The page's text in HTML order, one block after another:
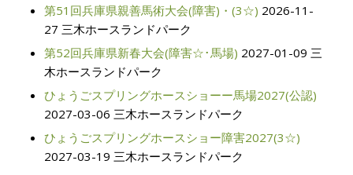
第51回兵庫県親善馬術大会(障害)・(3☆) 2026-11-
27 三木ホースランドパーク
第52回兵庫県新春大会(障害☆･馬場) 2027-01-09 三
木ホースランドパーク
ひょうごスプリングホースショーー馬場2027(公認)
2027-03-06 三木ホースランドパーク
ひょうごスプリングホースショー障害2027(3☆)
2027-03-19 三木ホースランドパーク